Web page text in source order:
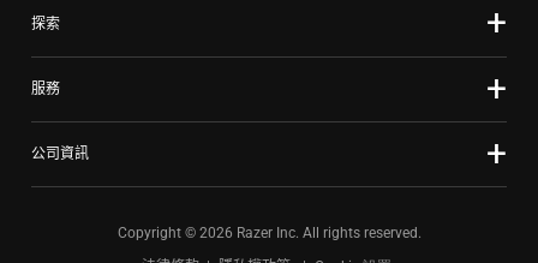
探索
服務
公司資訊
Copyright © 2026 Razer Inc. All rights reserved.